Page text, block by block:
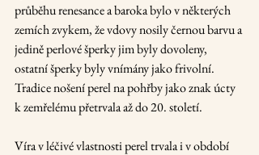
průběhu renesance a baroka bylo v některých
zemích zvykem, že vdovy nosily černou barvu a
jedině perlové šperky jim byly dovoleny,
ostatní šperky byly vnímány jako frivolní.
Tradice nošení perel na pohřby jako znak úcty
k zemřelému přetrvala až do 20. století.
Víra v léčivé vlastnosti perel trvala i v období